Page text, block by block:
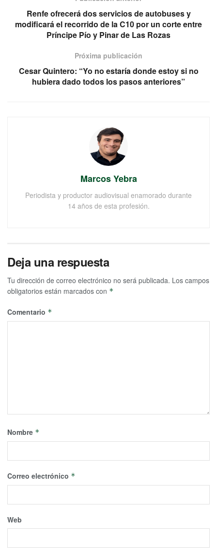
Renfe ofrecerá dos servicios de autobuses y
modificará el recorrido de la C10 por un corte entre
Príncipe Pío y Pinar de Las Rozas
Próxima publicación
Cesar Quintero: “Yo no estaría donde estoy si no
hubiera dado todos los pasos anteriores”
Marcos Yebra
Periodista y productor audiovisual enamorado durante
14 años de esta profesión.
Deja una respuesta
Tu dirección de correo electrónico no será publicada. Los campos
obligatorios están marcados con *
Comentario *
Nombre *
Correo electrónico *
Web